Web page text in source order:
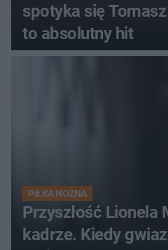
spotyka się
to absolutny hit
PIŁKA NOŻNA
Przyszłość Lionela
kadrze. Kiedy